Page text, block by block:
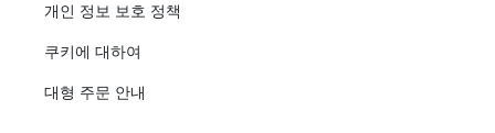
개인 정보 보호 정책
쿠키에 대하여
대형 주문 안내